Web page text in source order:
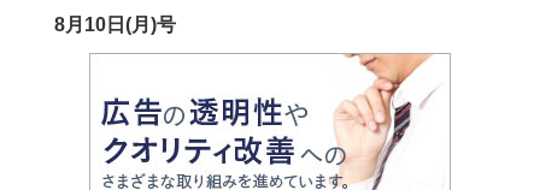
8月10日(月)号